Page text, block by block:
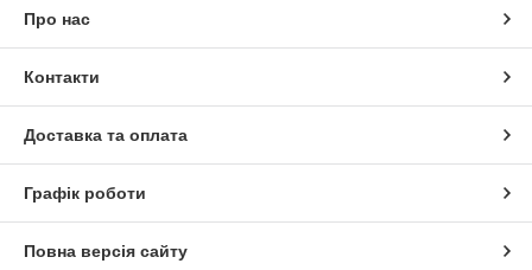
Про нас
Контакти
Доставка та оплата
Графік роботи
Повна версія сайту